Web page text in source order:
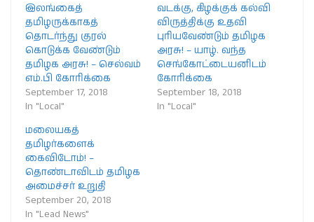
இலங்கைத்
தமிழருக்காகத்
தொடர்ந்து குரல்
கொடுக்க வேண்டும்
தமிழக அரசு! – செல்வம்
எம்.பி கோரிக்கை
September 17, 2018
In "Local"
வடக்கு, கிழக்குக் கல்வி
விருத்திக்கு உதவி
புரியவேண்டும் தமிழக
அரசு! – யாழ். வந்த
செங்கோட்டையனிடம்
கோரிக்கை
September 18, 2018
In "Local"
மலையகத்
தமிழர்களைக்
கைவிடோம்! –
தொண்டாவிடம் தமிழக
அமைச்சர் உறுதி
September 20, 2018
In "Lead News"